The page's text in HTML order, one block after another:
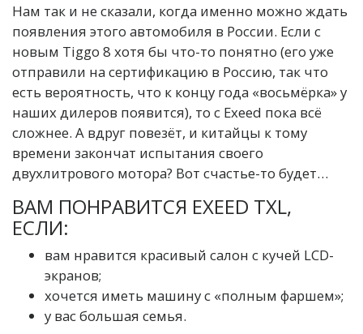
Нам так и не сказали, когда именно можно ждать
появления этого автомобиля в России. Если с
новым Tiggo 8 хотя бы что-то понятно (его уже
отправили на сертификацию в Россию, так что
есть вероятность, что к концу года «восьмёрка» у
наших дилеров появится), то с Exeed пока всё
сложнее. А вдруг повезёт, и китайцы к тому
времени закончат испытания своего
двухлитрового мотора? Вот счастье-то будет…
ВАМ ПОНРАВИТСЯ EXEED TXL,
ЕСЛИ:
вам нравится красивый салон с кучей LCD-
экранов;
хочется иметь машину с «полным фаршем»;
у вас большая семья.